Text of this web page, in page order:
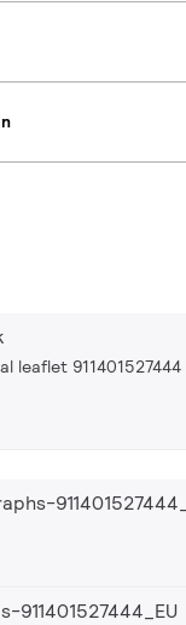
leaflet 911401527444
911401527444_EU